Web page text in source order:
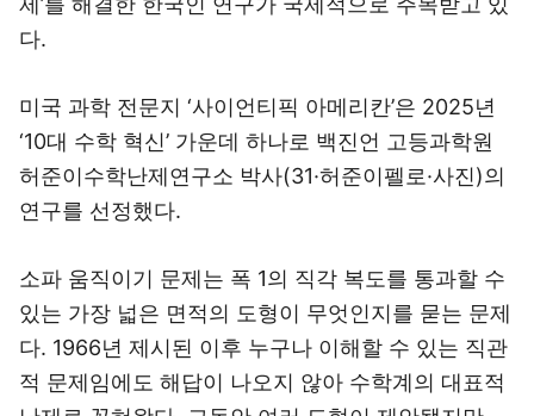
다.
미국 과학 전문지 ‘사이언티픽 아메리칸’은 2025년
‘10대 수학 혁신’ 가운데 하나로 백진언 고등과학원
허준이수학난제연구소 박사(31·허준이펠로·사진)의
연구를 선정했다.
소파 움직이기 문제는 폭 1의 직각 복도를 통과할 수
있는 가장 넓은 면적의 도형이 무엇인지를 묻는 문제
다. 1966년 제시된 이후 누구나 이해할 수 있는 직관
적 문제임에도 해답이 나오지 않아 수학계의 대표적